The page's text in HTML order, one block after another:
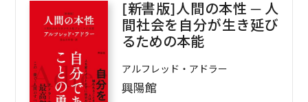
[新書版]人間の本性 ─ 人
間社会を自分が生き延び
るための本能
アルフレッド・アドラー
興陽館